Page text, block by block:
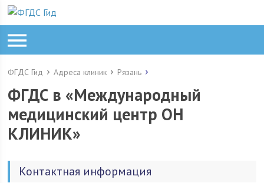
ФГДС Гид Адреса клиник Рязань
ФГДС в «Международный
медицинский центр ОН
КЛИНИК»
Контактная информация